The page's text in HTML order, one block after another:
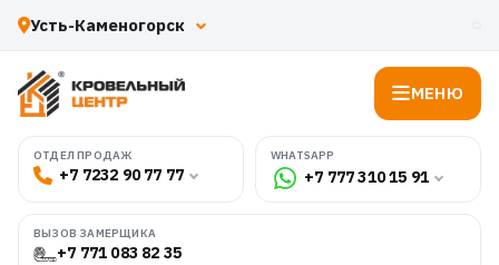
МЕНЮ
ОТДЕЛ ПРОДАЖ
+7 7232 90 77 77
WHATSAPP
+7 777 310 15 91
ВЫЗОВ ЗАМЕРЩИКА
+7 771 083 82 35